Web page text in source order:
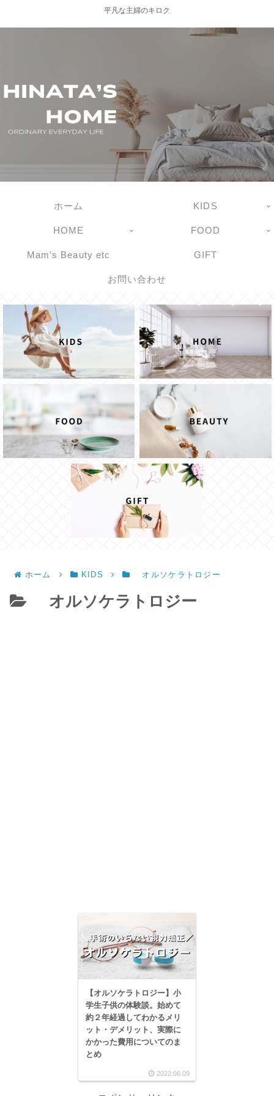
平凡な主婦のキロク
ホーム KIDS
HOME FOOD
Mam’s Beauty etc GIFT
お問い合わせ
ホーム KIDS オルソケラトロジー
オルソケラトロジー
【オルソケラトロジー】小
学生子供の体験談。始めて
約２年経過してわかるメリ
ット・デメリット、実際に
かかった費用についてのま
とめ
2022.06.09